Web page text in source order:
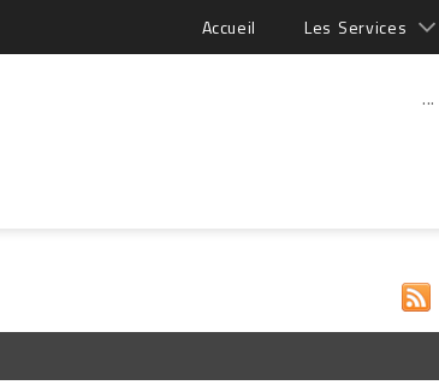
Accueil Les Services
...